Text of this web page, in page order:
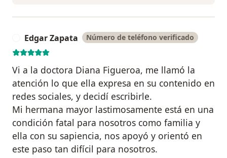
Edgar Zapata Número de teléfono verificado
Vi a la doctora Diana Figueroa, me llamó la
atención lo que ella expresa en su contenido en
redes sociales, y decidí escribirle.
Mi hermana mayor lastimosamente está en una
condición fatal para nosotros como familia y
ella con su sapiencia, nos apoyó y orientó en
este paso tan difícil para nosotros.